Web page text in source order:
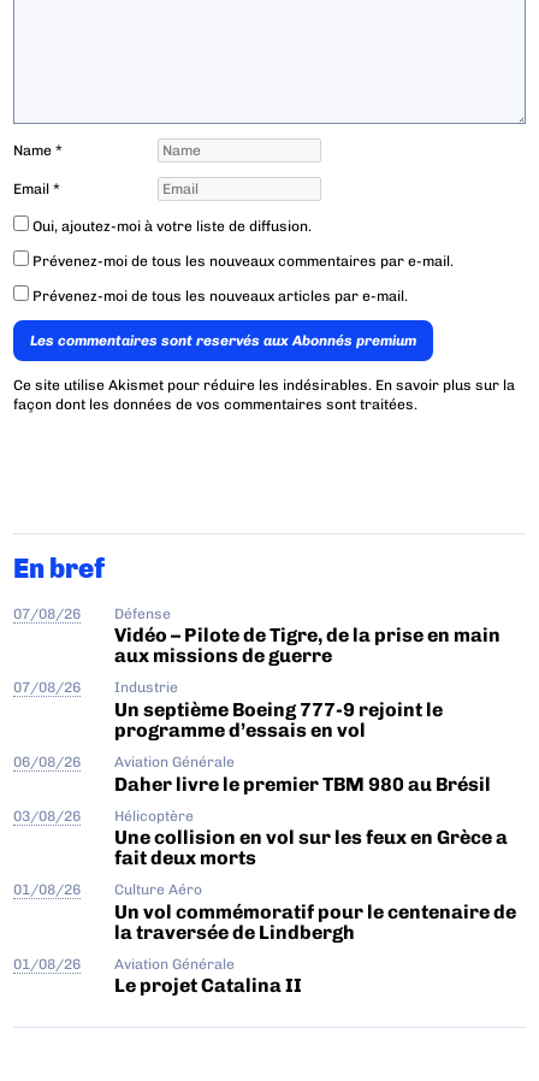
Name*
Email*
Oui, ajoutez-moi à votre liste de diffusion.
Prévenez-moi de tous les nouveaux commentaires par e-mail.
Prévenez-moi de tous les nouveaux articles par e-mail.
Les commentaires sont reservés aux Abonnés premium
Ce site utilise Akismet pour réduire les indésirables. En savoir plus sur la
façon dont les données de vos commentaires sont traitées.
En bref
07/08/26 Défense
Vidéo – Pilote de Tigre, de la prise en main
aux missions de guerre
07/08/26 Industrie
Un septième Boeing 777-9 rejoint le
programme d’essais en vol
06/08/26 Aviation Générale
Daher livre le premier TBM 980 au Brésil
03/08/26 Hélicoptère
Une collision en vol sur les feux en Grèce a
fait deux morts
01/08/26 Culture Aéro
Un vol commémoratif pour le centenaire de
la traversée de Lindbergh
01/08/26 Aviation Générale
Le projet Catalina II